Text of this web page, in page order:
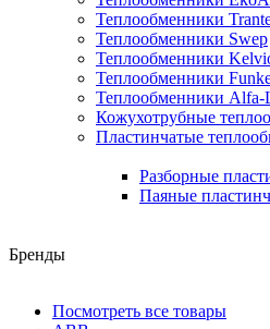
Теплообменники
Теплообменники Swep
Теплообменники
Теплообменники
Теплообменники Alfa-
Кожухотрубные
Пластинчатые
Разборные
Паяные
Бренды
Посмотреть все товары